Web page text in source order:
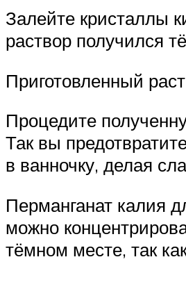
Залейте кристаллы
раствор получился
Приготовленный
Процедите
Так вы
в ванночку, делая
Перманганат калия
можно
тёмном месте, так